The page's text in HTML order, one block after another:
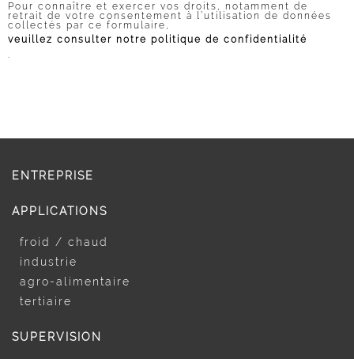
Pour connaître et exercer vos droits, notamment de
retrait de votre consentement à l’utilisation de données
collectés par ce formulaire,
veuillez consulter notre politique de confidentialité
.
ENTREPRISE
APPLICATIONS
froid / chaud
industrie
agro-alimentaire
tertiaire
SUPERVISION